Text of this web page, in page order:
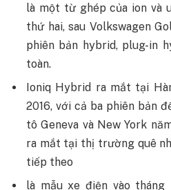
là một từ ghép của ion và
thứ hai, sau Volkswagen
phiên bản hybrid, plug-in
toàn.
Ioniq Hybrid ra mắt tại
2016, với cả ba phiên bản
tô Geneva và New York
ra mắt tại thị trường quê
tiếp theo
là mẫu xe điện vào tháng